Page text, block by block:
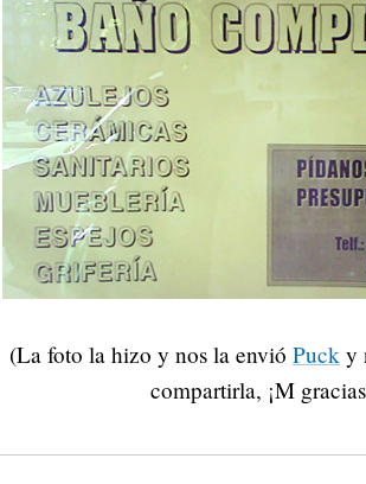
(La foto la hizo y nos la envió Puck y
compartirla, ¡M